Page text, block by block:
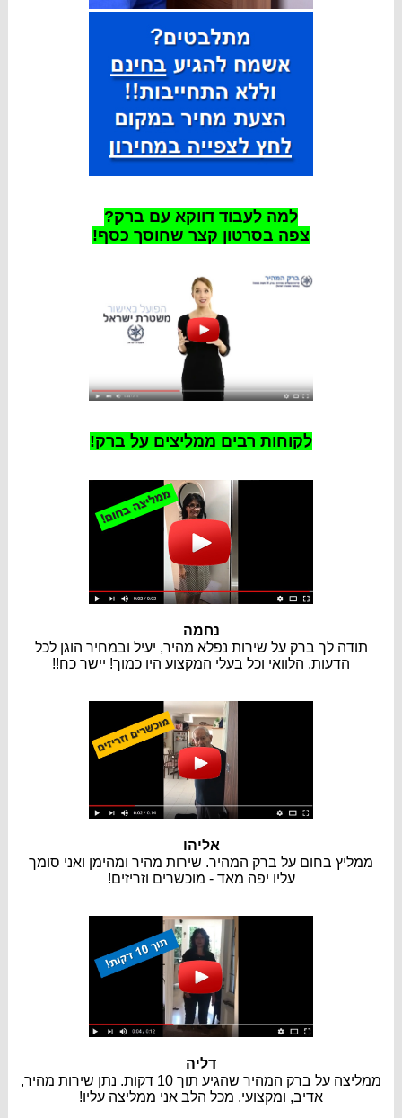
למה לעבוד דווקא עם ברק?
צפה בסרטון קצר שחוסך כסף!
לקוחות רבים ממליצים על ברק!
נחמה
תודה לך ברק על שירות נפלא מהיר, יעיל ובמחיר הוגן לכל
הדעות. הלוואי וכל בעלי המקצוע היו כמוך! יישר כח!!
אליהו
ממליץ בחום על ברק המהיר. שירות מהיר ומהימן ואני סומך
עליו יפה מאד - מוכשרים וזריזים!
דליה
ממליצה על ברק המהיר שהגיע תוך 10 דקות
. נתן שירות מהיר,
אדיב, ומקצועי. מכל הלב אני ממליצה עליו!